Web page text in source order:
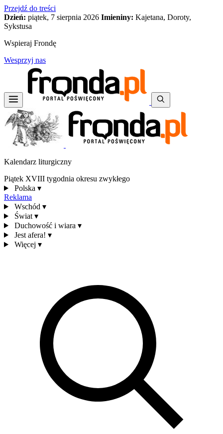
Przejdź do treści
Dzień: piątek, 7 sierpnia 2026 Imieniny: Kajetana, Doroty,
Sykstusa
Wspieraj Frondę
Wesprzyj nas
Kalendarz liturgiczny
Piątek XVIII tygodnia okresu zwykłego
Polska ▾
Reklama
Wschód ▾
Świat ▾
Duchowość i wiara ▾
Jest afera! ▾
Więcej ▾